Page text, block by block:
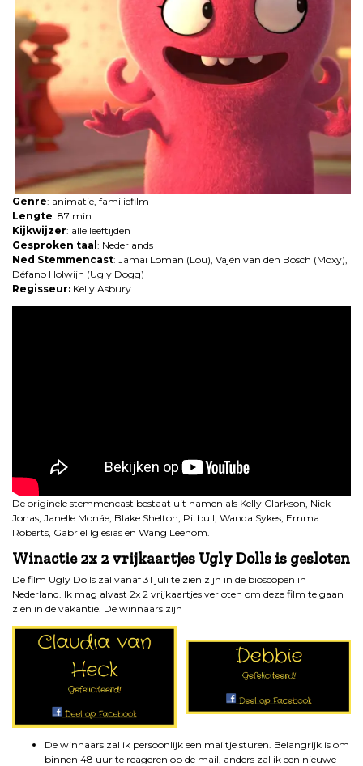
Genre: animatie, familiefilm
Lengte: 87 min.
Kijkwijzer: alle leeftijden
Gesproken taal : Nederlands
Ned Stemmencast: Jamai Loman (Lou), Vajèn van den Bosch (Moxy),
Défano Holwijn (Ugly Dogg)
Regisseur: Kelly Asbury
De originele stemmencast bestaat uit namen als Kelly Clarkson, Nick
Jonas, Janelle Monáe, Blake Shelton, Pitbull, Wanda Sykes, Emma
Roberts, Gabriel Iglesias en Wang Leehom.
Winactie 2x 2 vrijkaartjes Ugly Dolls is gesloten
De film Ugly Dolls zal vanaf 31 juli te zien zijn in de bioscopen in
Nederland. Ik mag alvast 2x 2 vrijkaartjes verloten om deze film te gaan
zien in de vakantie. De winnaars zijn
De winnaars zal ik persoonlijk een mailtje sturen. Belangrijk is om
binnen 48 uur te reageren op de mail, anders zal ik een nieuwe